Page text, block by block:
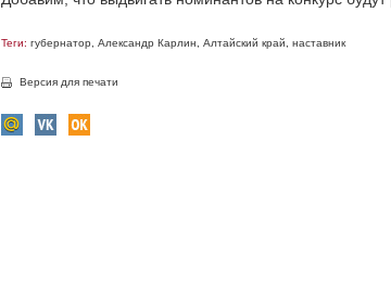
Теги: губернатор Александр Карлин Алтайский край наставник
Версия для печати